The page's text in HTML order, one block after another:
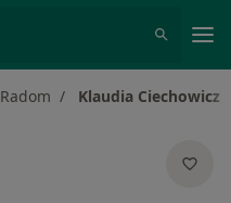
Radom Klaudia Ciechowicz